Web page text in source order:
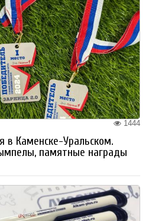
1444
в Каменске-Уральском.
памятные награды